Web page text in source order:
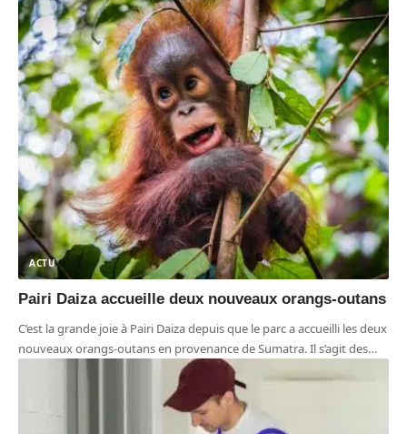
ACTU
Pairi Daiza accueille deux nouveaux orangs-outans
C’est la grande joie à Pairi Daiza depuis que le parc a accueilli les deux
nouveaux orangs-outans en provenance de Sumatra. Il s’agit des…